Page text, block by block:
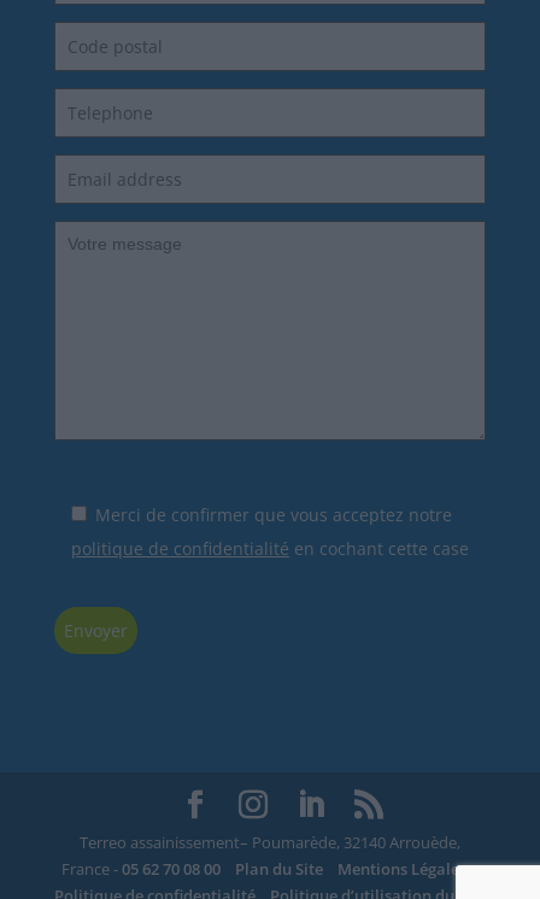
Merci de confirmer que vous acceptez notre
politique de confidentialité en cochant cette case
Terreo assainissement– Poumarède, 32140 Arrouède,
France -05 62 70 08 00 Plan du Site
Mentions Légales